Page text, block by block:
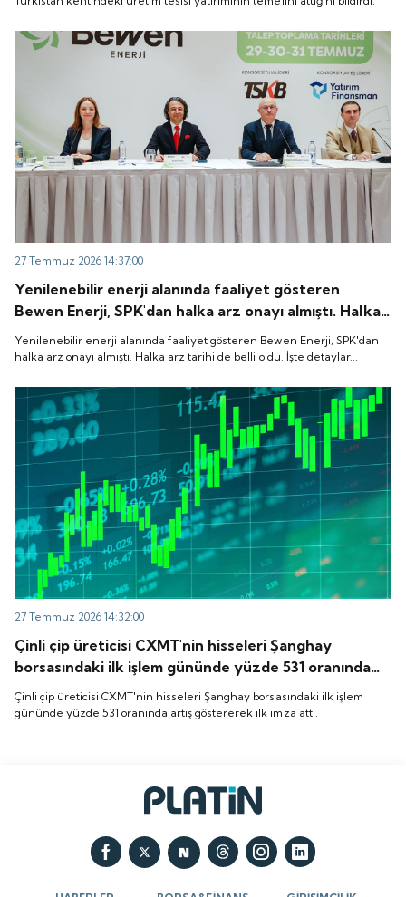
27 Temmuz 2026 14:37:00
Yenilenebilir enerji alanında faaliyet gösteren
Bewen Enerji, SPK'dan halka arz onayı almıştı. Halka
arz tarihi de belli oldu. İşte detaylar...
Yenilenebilir enerji alanında faaliyet gösteren Bewen Enerji, SPK'dan
halka arz onayı almıştı. Halka arz tarihi de belli oldu. İşte detaylar...
27 Temmuz 2026 14:32:00
Çinli çip üreticisi CXMT'nin hisseleri Şanghay
borsasındaki ilk işlem gününde yüzde 531 oranında
artış göstererek ilk imza attı.
Çinli çip üreticisi CXMT'nin hisseleri Şanghay borsasındaki ilk işlem
gününde yüzde 531 oranında artış göstererek ilk imza attı.